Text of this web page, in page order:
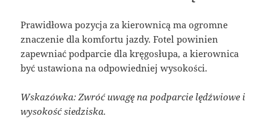
Prawidłowa pozycja za kierownicą ma ogromne
znaczenie dla komfortu jazdy. Fotel powinien
zapewniać podparcie dla kręgosłupa, a kierownica
być ustawiona na odpowiedniej wysokości.
Wskazówka: Zwróć uwagę na podparcie lędźwiowe i
wysokość siedziska.